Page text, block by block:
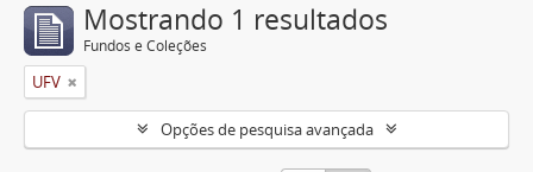
Mostrando 1 resultados
Fundos e Coleções
UFV
Opções de pesquisa avançada